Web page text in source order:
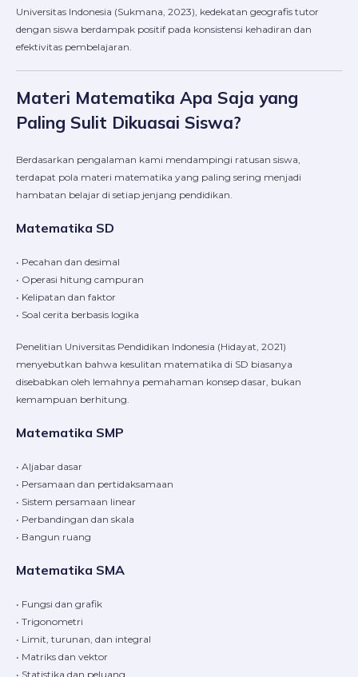
Universitas Indonesia (Sukmana, 2023), kedekatan geografis tutor
dengan siswa berdampak positif pada konsistensi kehadiran dan
efektivitas pembelajaran.
Materi Matematika Apa Saja yang
Paling Sulit Dikuasai Siswa?
Berdasarkan pengalaman kami mendampingi ratusan siswa,
terdapat pola materi matematika yang paling sering menjadi
hambatan belajar di setiap jenjang pendidikan.
Matematika SD
• Pecahan dan desimal
• Operasi hitung campuran
• Kelipatan dan faktor
• Soal cerita berbasis logika
Penelitian Universitas Pendidikan Indonesia (Hidayat, 2021)
menyebutkan bahwa kesulitan matematika di SD biasanya
disebabkan oleh lemahnya pemahaman konsep dasar, bukan
kemampuan berhitung.
Matematika SMP
• Aljabar dasar
• Persamaan dan pertidaksamaan
• Sistem persamaan linear
• Perbandingan dan skala
• Bangun ruang
Matematika SMA
• Fungsi dan grafik
• Trigonometri
• Limit, turunan, dan integral
• Matriks dan vektor
• Statistika dan peluang